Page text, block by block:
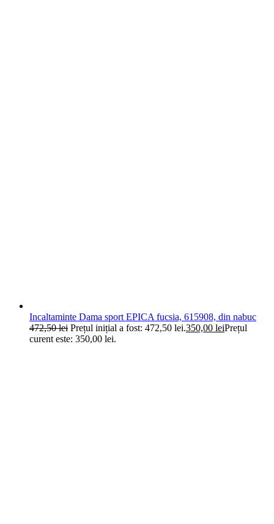
Incaltaminte Dama sport EPICA fucsia, 615908, din nabuc
472,50lei Prețul inițial a fost: 472,50 lei.350,00 leiPrețul
curent este: 350,00 lei.